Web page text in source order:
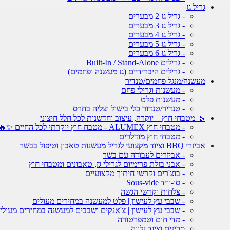
גריל גז
- גריל גז 2 מבערים
- גריל גז 3 מבערים
- גריל גז 4 מבערים
- גריל גז 5 מבערים
- גריל גז 6 מבערים
- גרילים Built-In / Stand-Alone
- גרילים היברידיים (גז מעשנה ופחמים)
מעשנה/מנגל פחמים/טנדיר
- מעשנות וגרילי פחם
- מעשנות פלט
- טנדיר/טנדור כלי בישול וצליה בחרס
🌿 מטבחי חוץ – יוקרה, עיצוב וחדשנות לכל חלל חיצוני
- מטבחי חוץ ALUMEX - מטבח חוץ יוקרתי לכל החיים ✨🔥
- מטבחי חוץ מודלרים
אביזרי BBQ וציוד מקצועי לגריל מעשנות טאבון וטיפול בבשר
- אביזרים לעבודה עם בשר
- אבני בזלת פרימיום לגרילי גז, טאבונים ומטבחי חוץ
- בוצ'רים וקרשי חיתוך מקצועיים
- סו-וויד Sous-vide
- צלחות וקרשי הגשה
- שבבי עץ לעישון | פלט למעשנה במחירים מעולים
- שבבי עץ לעישון | צ'אנקים ושבבים למעשנה במחירים
- מדי חום וטמפרטורה